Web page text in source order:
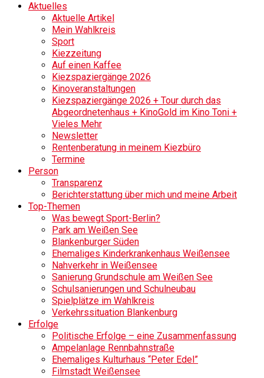
Aktuelles
Aktuelle Artikel
Mein Wahlkreis
Sport
Kiezzeitung
Auf einen Kaffee
Kiezspaziergänge 2026
Kinoveranstaltungen
Kiezspaziergänge 2026 + Tour durch das
Abgeordnetenhaus + KinoGold im Kino Toni +
Vieles Mehr
Newsletter
Rentenberatung in meinem Kiezbüro
Termine
Person
Transparenz
Berichterstattung über mich und meine Arbeit
Top-Themen
Was bewegt Sport-Berlin?
Park am Weißen See
Blankenburger Süden
Ehemaliges Kinderkrankenhaus Weißensee
Nahverkehr in Weißensee
Sanierung Grundschule am Weißen See
Schulsanierungen und Schulneubau
Spielplätze im Wahlkreis
Verkehrssituation Blankenburg
Erfolge
Politische Erfolge – eine Zusammenfassung
Ampelanlage Rennbahnstraße
Ehemaliges Kulturhaus “Peter Edel”
Filmstadt Weißensee